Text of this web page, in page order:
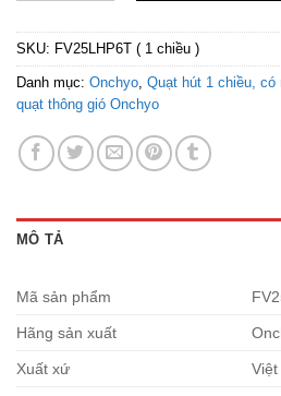
SKU: FV25LHP6T ( 1 chiều )
Danh mục: Onchyo, Quạt hút 1 chiều, có
quạt thông gió Onchyo
MÔ TẢ
Mã sản phẩm
Hãng sản xuất
Xuất xứ Việt